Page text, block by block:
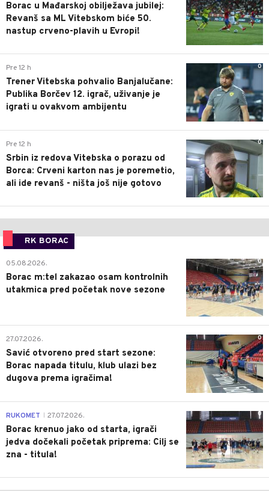
Borac u Mađarskoj obilježava jubilej:
Revanš sa ML Vitebskom biće 50.
nastup crveno-plavih u Evropi!
0
Pre 12 h
Trener Vitebska pohvalio Banjalučane:
Publika Borčev 12. igrač, uživanje je
igrati u ovakvom ambijentu
0
Pre 12 h
Srbin iz redova Vitebska o porazu od
Borca: Crveni karton nas je poremetio,
ali ide revanš - ništa još nije gotovo
RK BORAC
0
05.08.2026.
Borac m:tel zakazao osam kontrolnih
utakmica pred početak nove sezone
0
27.07.2026.
Savić otvoreno pred start sezone:
Borac napada titulu, klub ulazi bez
dugova prema igračima!
0
RUKOMET 27.07.2026.
Borac krenuo jako od starta, igrači
jedva dočekali početak priprema: Cilj se
zna - titula!